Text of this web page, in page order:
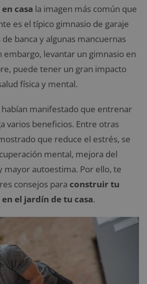
casa la imagen más común que
es el típico gimnasio de garaje
banca y algunas mancuernas
embargo, levantar un gimnasio en
puede tener un gran impacto
física y mental.
manifestado que entrenar
varios beneficios. Entre otras
que reduce el estrés, se
mental, mejora del
mayor autoestima. Por ello, te
consejos para construir tu
el jardín de tu casa.